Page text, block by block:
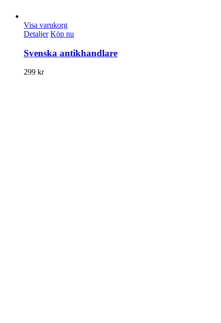
Visa varukorg
Detaljer Köp nu
Svenska antikhandlare
299 kr